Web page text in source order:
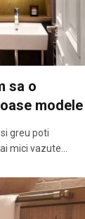
sa o
modele
greu poti
mici vazute…